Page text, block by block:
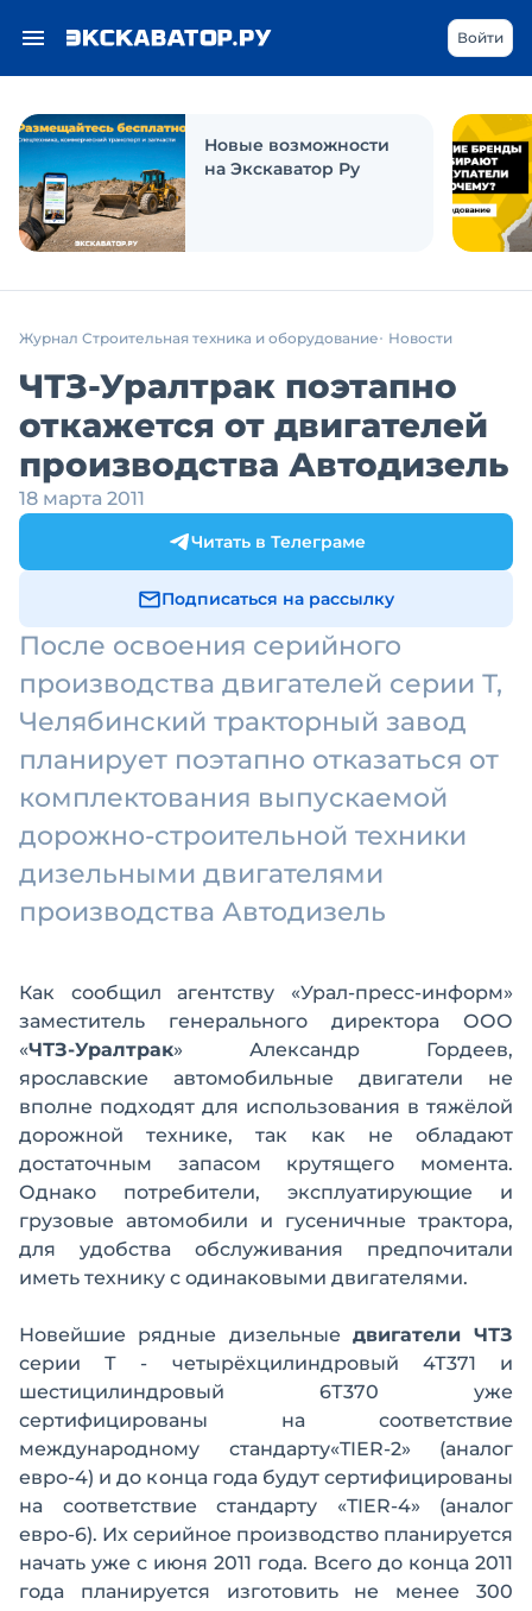
Войти
Новые возможности
на Экскаватор Ру
Журнал Строительная техника и оборудование Новости
ЧТЗ-Уралтрак поэтапно
откажется от двигателей
производства Автодизель
18 марта 2011
Читать в Телеграме
Подписаться на рассылку
После освоения серийного
производства двигателей серии Т,
Челябинский тракторный завод
планирует поэтапно отказаться от
комплектования выпускаемой
дорожно-строительной техники
дизельными двигателями
производства Автодизель
Как сообщил агентству «Урал-пресс-информ»
заместитель генерального директора ООО
«ЧТЗ-Уралтрак» Александр Гордеев,
ярославские автомобильные двигатели не
вполне подходят для использования в тяжёлой
дорожной технике, так как не обладают
достаточным запасом крутящего момента.
Однако потребители, эксплуатирующие и
грузовые автомобили и гусеничные трактора,
для удобства обслуживания предпочитали
иметь технику с одинаковыми двигателями.
Новейшие рядные дизельные двигатели ЧТЗ
серии Т - четырёхцилиндровый 4Т371 и
шестицилиндровый 6Т370 уже
сертифицированы на соответствие
международному стандарту«TIER-2» (аналог
евро-4) и до конца года будут сертифицированы
на соответствие стандарту «TIER-4» (аналог
евро-6). Их серийное производство планируется
начать уже с июня 2011 года. Всего до конца 2011
года планируется изготовить не менее 300